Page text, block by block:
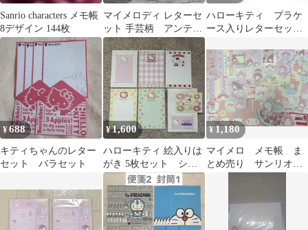
Sanrio characters メモ帳
8デザイン 144枚
マイメロディ レターセ
ット 手芸柄 アンティ
ーク
ハローキティ プラケ
ース入りレターセット
便局限定
¥688
キティちゃんのレター
セット バラセット
¥1,600
ハローキティ 絵入りは
がき 5枚セット シー
ル付き
¥1,180
マイメロ メモ帳 ま
とめ売り サンリオ